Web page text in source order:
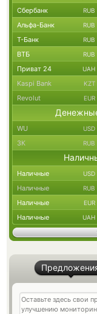
Сбербанк RUB
Альфа-Банк RUB
Т-Банк RUB
ВТБ RUB
Приват 24 UAH
Kaspi Bank KZT
Revolut EUR
WU USD
ЗК RUB
Наличные USD
Наличные RUB
Наличные EUR
Наличные UAH